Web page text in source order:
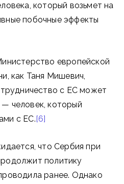
который возьмет на
побочные эффекты
европейской
как Таня Мишевич,
с ЕС может
человек, который
с ЕС.[6]
что Сербия при
политику
ранее. Однако